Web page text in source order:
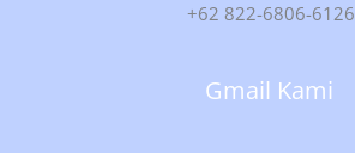
+62 822-6806-6126
Gmail Kami